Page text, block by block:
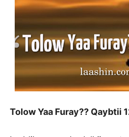
Tolow Yaa Furay?? Qaybtii